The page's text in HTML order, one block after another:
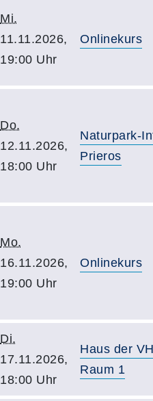
Mi.
11.11.2026,
19:00 Uhr
Onlinekurs
Do.
12.11.2026,
18:00 Uhr
Naturpark-
Prieros
Mo.
16.11.2026,
19:00 Uhr
Onlinekurs
Di.
17.11.2026,
18:00 Uhr
Haus der
Raum 1